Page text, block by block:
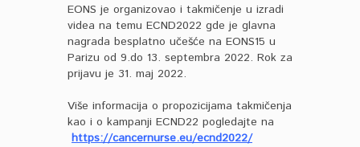
EONS je organizovao i takmičenje u izradi
videa na temu ECND2022 gde je glavna
nagrada besplatno učešće na EONS15 u
Parizu od 9.do 13. septembra 2022. Rok za
prijavu je 31. maj 2022.
Više informacija o propozicijama takmičenja
kao i o kampanji ECND22 pogledajte na
https://cancernurse.eu/ecnd2022/